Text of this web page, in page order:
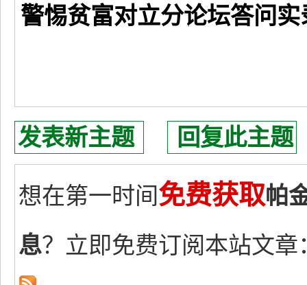
警惕贫富对立分论坛答问实
发表新主题 回复此主题
想在第一时间免费获取帕
息？立即免费订阅本站文章